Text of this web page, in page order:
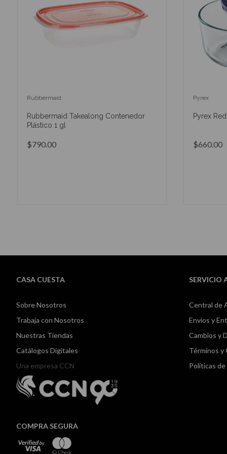
Rubbermaid
Rubbermaid Takealong Contenedor
Plástico 1 gl
$790.00
Pyrex
Pyrex
$660.00
CASA CUESTA
Sobre Nosotros
Trabaja con Nosotros
Nuestras Tiendas
Catálogos Digitales
Una empresa CCN
COMPRA SEGURA
SERVICIO
Central de
Envíos y
Cambios y
Términos y
Políticas